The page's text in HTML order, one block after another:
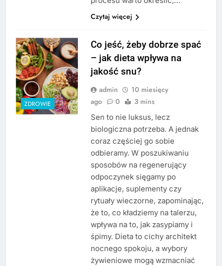
Czytaj więcej
ZDROWIE
Co jeść, żeby dobrze spać
– jak dieta wpływa na
jakość snu?
admin
10 miesięcy
ago
0 3 mins
Sen to nie luksus, lecz
biologiczna potrzeba. A jednak
coraz częściej go sobie
odbieramy. W poszukiwaniu
sposobów na regenerujący
odpoczynek sięgamy po
aplikacje, suplementy czy
rytuały wieczorne, zapominając,
że to, co kładziemy na talerzu,
wpływa na to, jak zasypiamy i
śpimy. Dieta to cichy architekt
nocnego spokoju, a wybory
żywieniowe mogą wzmacniać